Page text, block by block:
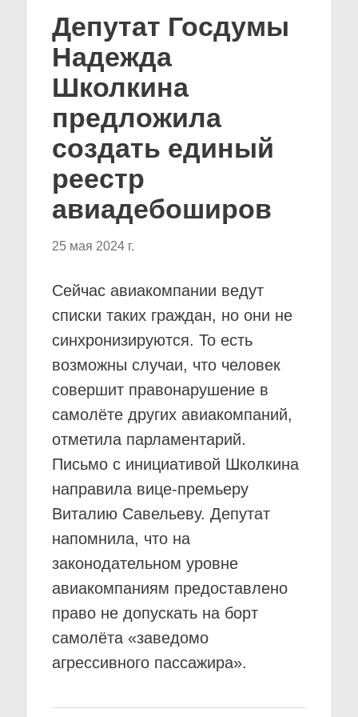
Депутат Госдумы
Надежда
Школкина
предложила
создать единый
реестр
авиадебоширов
25 мая 2024 г.
Сейчас авиакомпании ведут
списки таких граждан, но они не
синхронизируются. То есть
возможны случаи, что человек
совершит правонарушение в
самолёте других авиакомпаний,
отметила парламентарий.
Письмо с инициативой Школкина
направила вице-премьеру
Виталию Савельеву. Депутат
напомнила, что на
законодательном уровне
авиакомпаниям предоставлено
право не допускать на борт
самолёта «заведомо
агрессивного пассажира».